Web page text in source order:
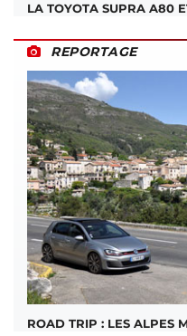
LA TOYOTA SUPRA A80
REPORTAGE
ROAD TRIP : LES ALPES